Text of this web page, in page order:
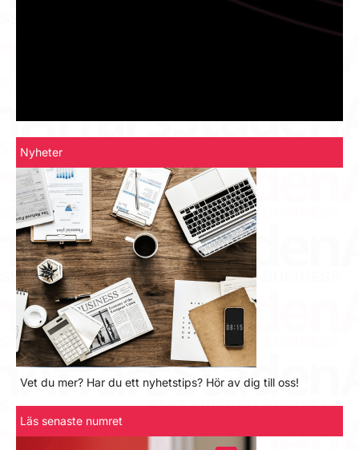
Nyheter
Vet du mer? Har du ett nyhetstips? Hör av dig till oss!
Läs senaste numret